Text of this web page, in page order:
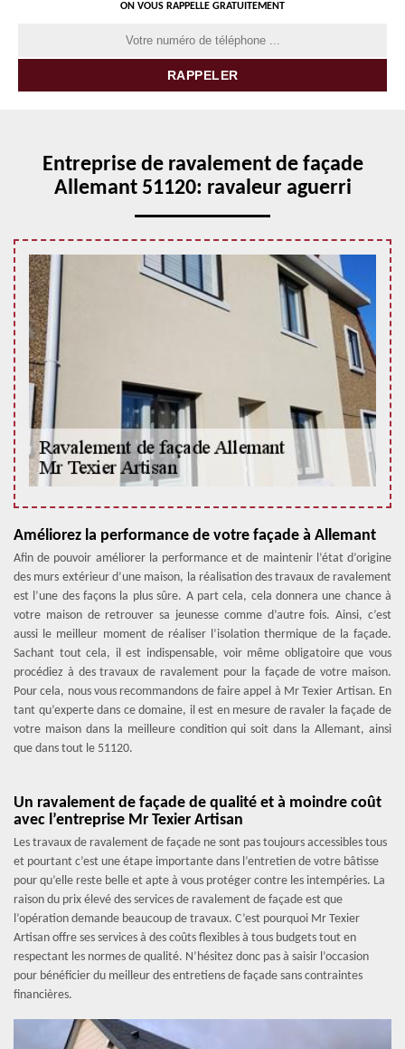
ON VOUS RAPPELLE GRATUITEMENT
Entreprise de ravalement de façade
Allemant 51120: ravaleur aguerri
Améliorez la performance de votre façade à Allemant
Afin de pouvoir améliorer la performance et de maintenir l’état d’origine
des murs extérieur d’une maison, la réalisation des travaux de ravalement
est l’une des façons la plus sûre. A part cela, cela donnera une chance à
votre maison de retrouver sa jeunesse comme d’autre fois. Ainsi, c’est
aussi le meilleur moment de réaliser l’isolation thermique de la façade.
Sachant tout cela, il est indispensable, voir même obligatoire que vous
procédiez à des travaux de ravalement pour la façade de votre maison.
Pour cela, nous vous recommandons de faire appel à Mr Texier Artisan. En
tant qu’experte dans ce domaine, il est en mesure de ravaler la façade de
votre maison dans la meilleure condition qui soit dans la Allemant, ainsi
que dans tout le 51120.
Un ravalement de façade de qualité et à moindre coût
avec l’entreprise Mr Texier Artisan
Les travaux de ravalement de façade ne sont pas toujours accessibles tous
et pourtant c’est une étape importante dans l’entretien de votre bâtisse
pour qu’elle reste belle et apte à vous protéger contre les intempéries. La
raison du prix élevé des services de ravalement de façade est que
l’opération demande beaucoup de travaux. C’est pourquoi Mr Texier
Artisan offre ses services à des coûts flexibles à tous budgets tout en
respectant les normes de qualité. N’hésitez donc pas à saisir l’occasion
pour bénéficier du meilleur des entretiens de façade sans contraintes
financières.